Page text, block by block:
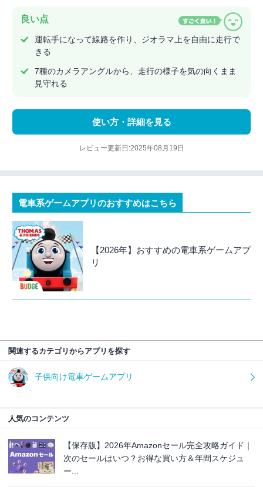
良い点
運転手になって線路を作り、ジオラマ上を自由に走行で
きる
7種のカメラアングルから、走行の様子を気の向くまま
見守れる
使い方・詳細を見る
レビュー更新日:2025年08月19日
電車系ゲームアプリのおすすめはこちら
【2026年】おすすめの電車系ゲームアプ
リ
関連するカテゴリからアプリを探す
子供向け電車ゲームアプリ
人気のコンテンツ
【保存版】2026年Amazonセール完全攻略ガイド｜
次のセールはいつ？お得な買い方＆年間スケジュ
ー...